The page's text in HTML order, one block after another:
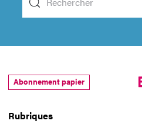
Rubriques
Abonnement papier